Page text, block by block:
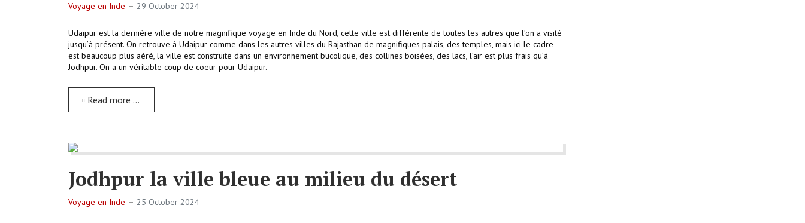
Voyage en Inde 29 October 2024
Udaipur est la dernière ville de notre magnifique voyage en Inde du Nord, cette ville est différente de toutes les autres que l’on a visité
jusqu’à présent. On retrouve à Udaipur comme dans les autres villes du Rajasthan de magnifiques palais, des temples, mais ici le cadre
est beaucoup plus aéré, la ville est construite dans un environnement bucolique, des collines boisées, des lacs, l’air est plus frais qu’à
Jodhpur. On a un véritable coup de coeur pour Udaipur.
Read more …
Jodhpur la ville bleue au milieu du désert
Voyage en Inde 25 October 2024